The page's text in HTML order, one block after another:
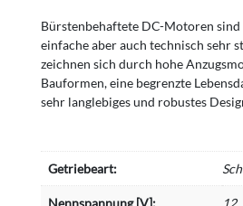
Bürstenbehaftete DC-Motoren sind
einfache aber auch technisch sehr
zeichnen sich durch hohe
Bauformen, eine begrenzte
sehr langlebiges und robustes
Getriebeart: